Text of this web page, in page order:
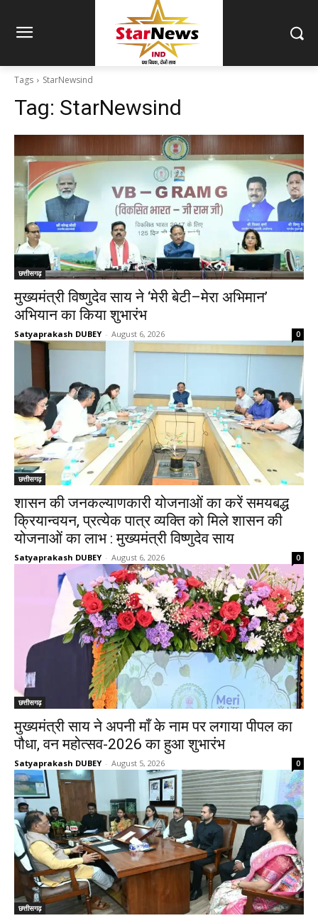
Tags StarNewsind
Tag: StarNewsind
छत्तीसगढ़
मुख्यमंत्री विष्णुदेव साय ने ‘मेरी बेटी–मेरा अभिमान’
अभियान का किया शुभारंभ
Satyaprakash DUBEY - August 6, 2026 0
छत्तीसगढ़
शासन की जनकल्याणकारी योजनाओं का करें समयबद्ध
क्रियान्वयन, प्रत्येक पात्र व्यक्ति को मिले शासन की
योजनाओं का लाभ : मुख्यमंत्री विष्णुदेव साय
Satyaprakash DUBEY - August 6, 2026 0
छत्तीसगढ़
मुख्यमंत्री साय ने अपनी माँ के नाम पर लगाया पीपल का
पौधा, वन महोत्सव-2026 का हुआ शुभारंभ
Satyaprakash DUBEY - August 5, 2026 0
छत्तीसगढ़